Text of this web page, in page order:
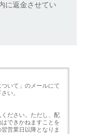
に返金させてい
いて」のメールにて
い。
ださい。ただし、配
できかねますことを
営業日以降となりま